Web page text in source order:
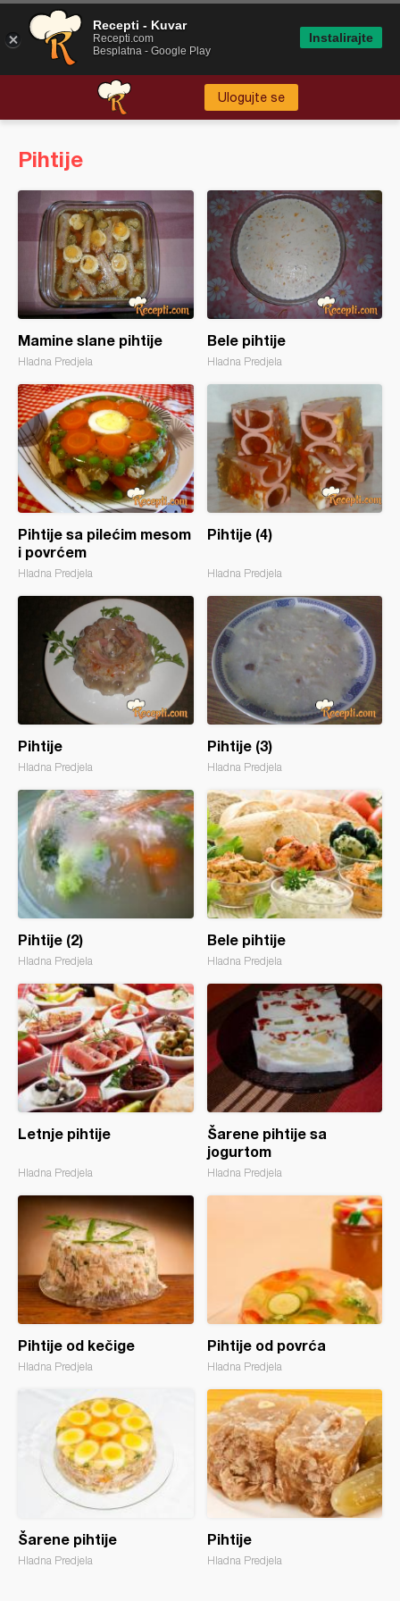
Ulogujte se
Pihtije
Mamine slane pihtije
Hladna Predjela
Bele pihtije
Hladna Predjela
Pihtije sa pilećim mesom
i povrćem
Hladna Predjela
Pihtije (4)
Hladna Predjela
Pihtije
Hladna Predjela
Pihtije (3)
Hladna Predjela
Pihtije (2)
Hladna Predjela
Bele pihtije
Hladna Predjela
Letnje pihtije
Hladna Predjela
Šarene pihtije sa
jogurtom
Hladna Predjela
Pihtije od kečige
Hladna Predjela
Pihtije od povrća
Hladna Predjela
Šarene pihtije
Hladna Predjela
Pihtije
Hladna Predjela
Recepti - Kuvar
Recepti.com
Besplatna - Google Play
Instalirajte